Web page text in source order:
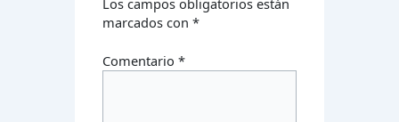
marcados con*
Comentario*